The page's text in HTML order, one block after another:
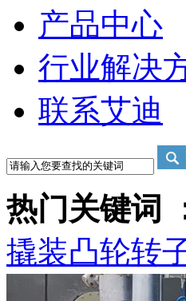
产品中心
行业解决
联系艾迪
热门关键词
撬装凸轮转